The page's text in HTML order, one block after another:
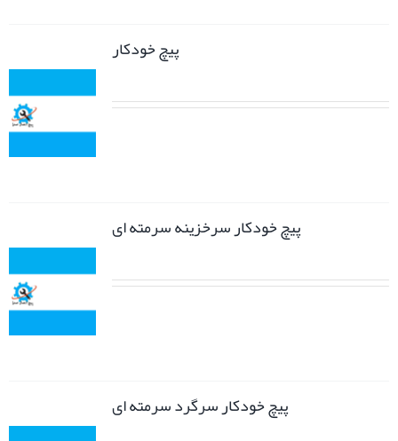
پیچ خودکار
پیچ خودکار سرخزینه سرمته ای
پیچ خودکار سرگرد سرمته ای